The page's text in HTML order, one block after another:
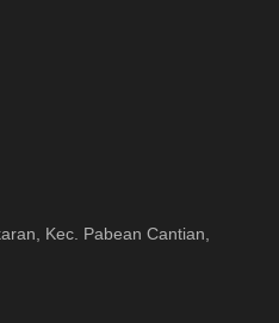
Kec. Pabean Cantian,